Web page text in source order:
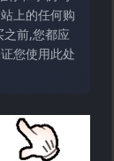
上的任何购
前,您都应
您使用此处